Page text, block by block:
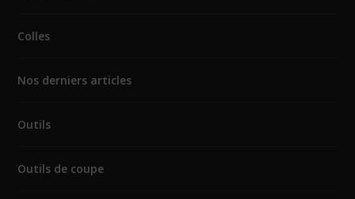
Colles
Nos derniers articles
Outils
Outils de coupe